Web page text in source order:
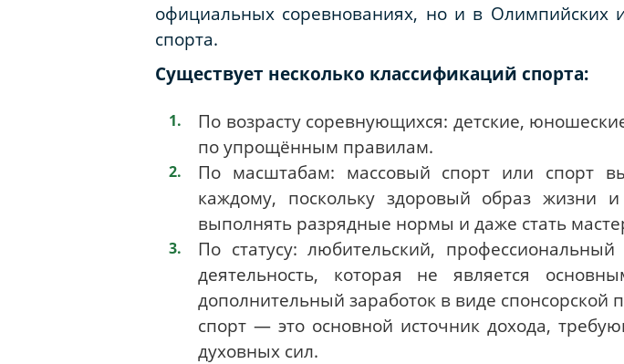
официальных соревнованиях, но и в Олимпийских
спорта.
Существует несколько классификаций спорта:
По возрасту соревнующихся: детские,
по упрощённым правилам.
По масштабам: массовый спорт или спорт
каждому, поскольку здоровый образ жизни
выполнять разрядные нормы и даже стать
По статусу: любительский,
деятельность, которая не является
дополнительный заработок в виде
спорт — это основной источник дохода,
духовных сил.